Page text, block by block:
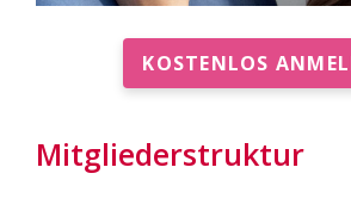
KOSTENLOS
Mitgliederstruktur